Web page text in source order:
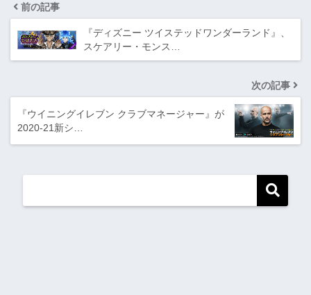
前の記事
『ディズニー ツイステッドワンダーランド』、
スケアリー・モンス…
次の記事
『ウイニングイレブン クラブマネージャー』が
2020-21新シ…